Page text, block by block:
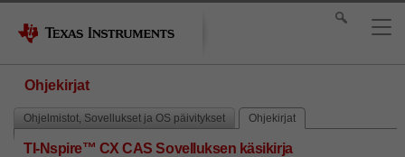
Ohjekirjat
Ohjelmistot, Sovellukset ja OS päivitykset Ohjekirjat
TI-Nspire™ CX CAS Sovelluksen käsikirja